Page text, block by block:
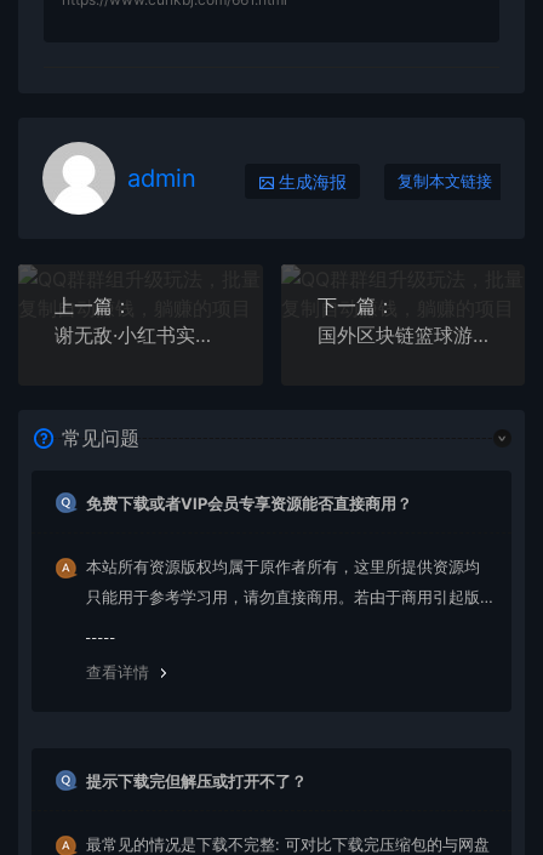
admin 生成海报 复制本文链接
上一篇：
谢无敌·小红书实战营3.0，无敌带你打造小红书提款机 价值7999元
下一篇：
国外区块链篮球游戏项目，前期加入秒回本，被动收益日0.75%，撸数万美金
常见问题
免费下载或者VIP会员专享资源能否直接商用？
本站所有资源版权均属于原作者所有，这里所提供资源均
只能用于参考学习用，请勿直接商用。若由于商用引起版
查看详情
提示下载完但解压或打开不了？
最常见的情况是下载不完整: 可对比下载完压缩包的与网盘